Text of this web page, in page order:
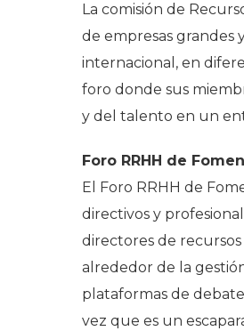
La comisión de
de empresas grandes
internacional, en
foro donde sus
y del talento en un
Foro RRHH de
El Foro RRHH de
directivos y
directores de
alrededor de la
plataformas de
vez que es un